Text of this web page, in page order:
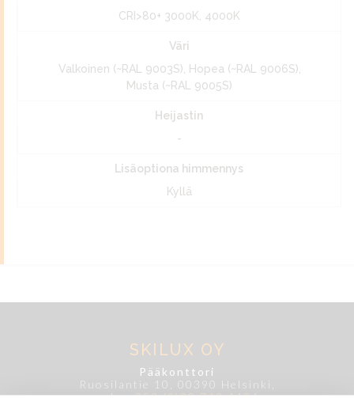
CRI>80+ 3000K, 4000K
Väri
Valkoinen (~RAL 9003S), Hopea (~RAL 9006S),
Musta (~RAL 9005S)
Heijastin
-
Lisäoptiona himmennys
Kyllä
SKILUX OY
Pääkonttori
Ruosilantie 10, 00390 Helsinki,
puh.+358 (0)20 743 4484